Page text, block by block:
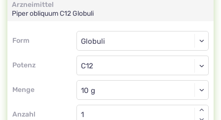
Arzneimittel
Piper obliquumC12Globuli
Form
Form
Potenz
Globuli
C12
Menge
Globuli
Anzahl